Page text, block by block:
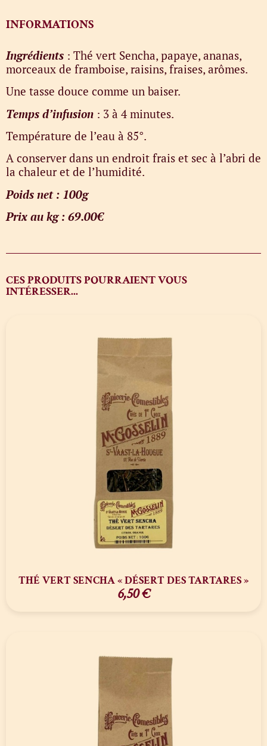
INFORMATIONS
Ingrédients : Thé vert Sencha, papaye, ananas,
morceaux de framboise, raisins, fraises, arômes.
Une tasse douce comme un baiser.
Temps d’infusion : 3 à 4 minutes.
Température de l’eau à 85°.
A conserver dans un endroit frais et sec à l’abri de
la chaleur et de l’humidité.
Poids net : 100g
Prix au kg : 69.00€
CES PRODUITS POURRAIENT VOUS
INTÉRESSER...
THÉ VERT SENCHA « DÉSERT DES TARTARES »
6,50€